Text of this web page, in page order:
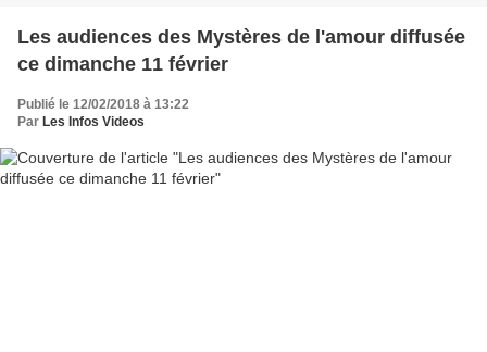
Les audiences des Mystères de l'amour diffusée
ce dimanche 11 février
Publié le 12/02/2018 à 13:22
Par Les Infos Videos